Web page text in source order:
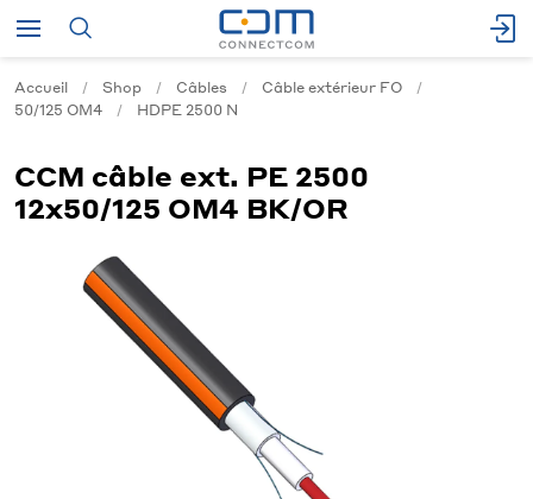
Accueil Shop Câbles
Câble extérieur FO
50/125 OM4
HDPE 2500 N
CCM câble ext. PE 2500
12x50/125 OM4 BK/OR